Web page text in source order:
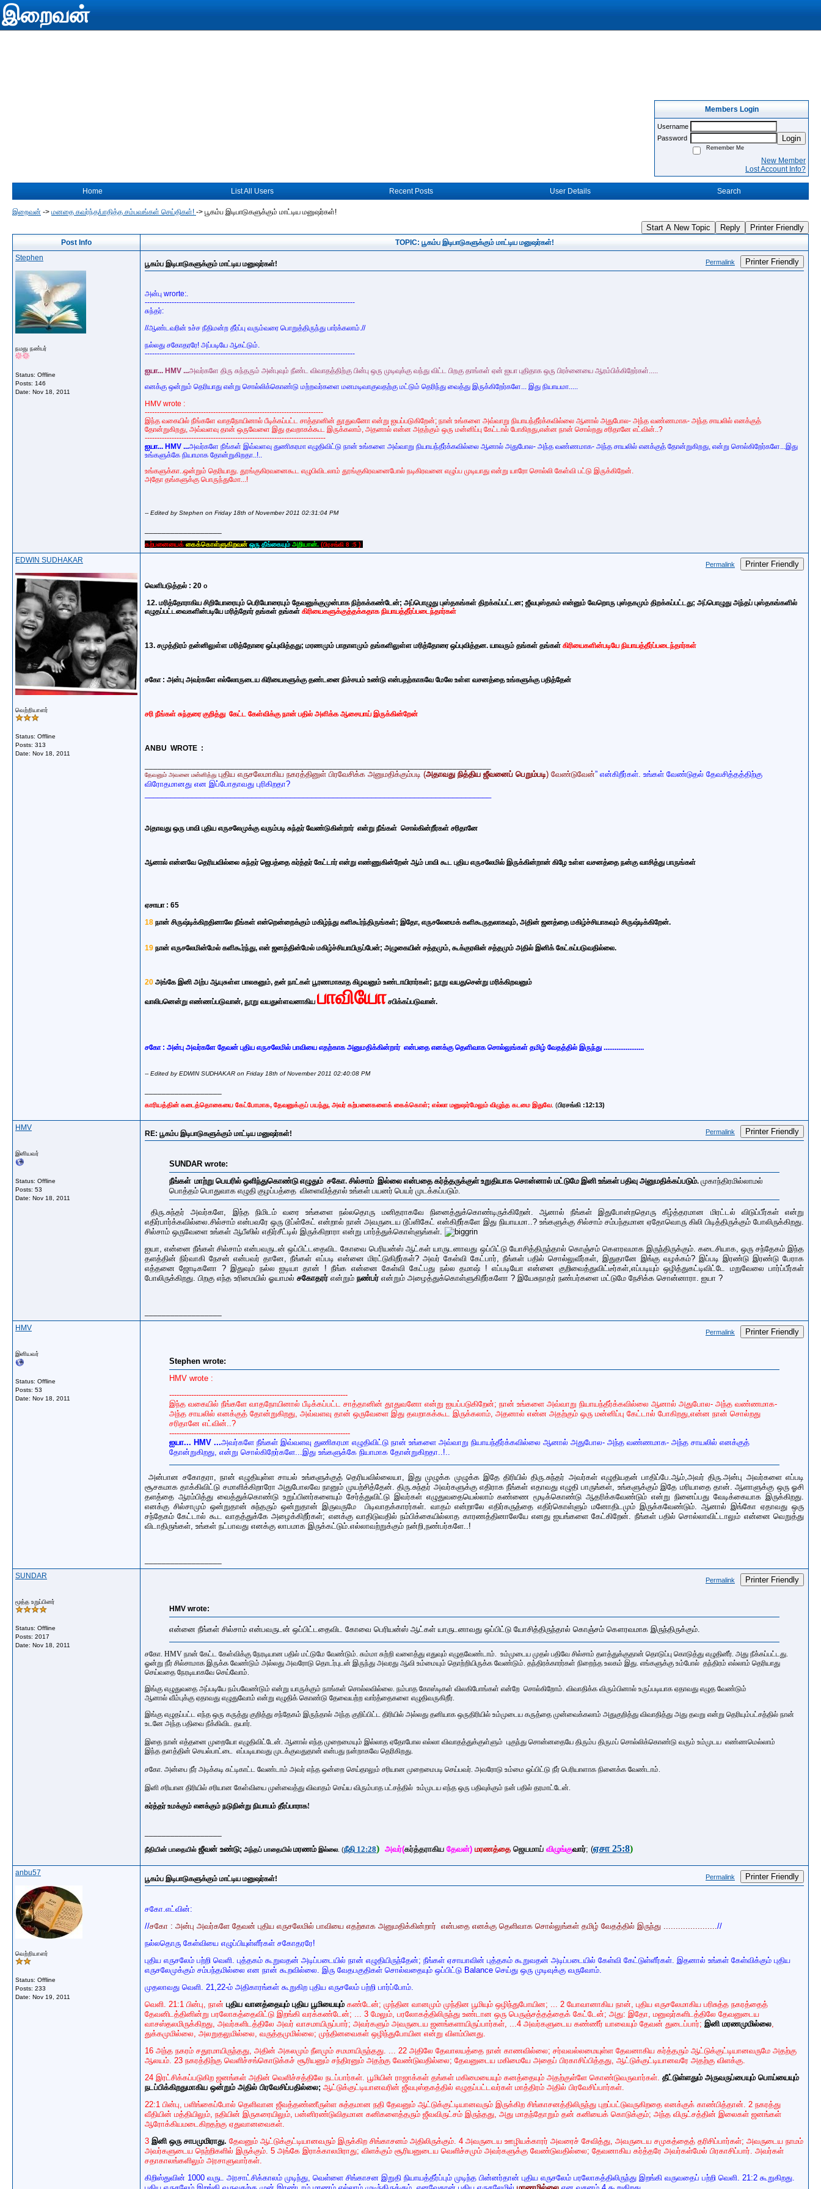
இறைவன்
Members Login
Username
Password
Login
Remember Me
New Member
Lost Account Info?
Home List All Users Recent Posts User Details Search
இறைவன் -> மனதை கவர்ந்த/பாதித்த சம்பவங்கள் செய்திகள்! -> பூகம்ப இடிபாடுகளுக்கும் மாட்டிய மனுஷர்கள்!
Start A New Topic Reply Printer Friendly
Post Info
TOPIC: பூகம்ப இடிபாடுகளுக்கும் மாட்டிய மனுஷர்கள்!
Stephen
நமது நண்பர்
Status: Offline
Posts: 146
Date: Nov 18, 2011
பூகம்ப இடிபாடுகளுக்கும் மாட்டிய மனுஷர்கள்! Permalink Printer Friendly
அன்பு wrorte:.
--------------------------------------------------------------------------------------
சுந்தர்:
//ஆண்டவரின் உச்ச நீதிமன்ற தீர்ப்பு வரும்வரை பொறுத்திருந்து பார்க்கலாம்.//
நல்லது சகோதரரே! அப்படியே ஆகட்டும்.
--------------------------------------------------------------------------------------
ஐயா... HMV ...அவர்களே திரு சுந்தரும் அன்புவும் நீண்ட விவாதத்திற்கு பின்பு ஒரு முடிவுக்கு வந்து விட்ட பிறகு தாங்கள் ஏன் ஐயா புதிதாக ஒரு பிரச்னையை ஆரம்பிக்கிறேர்கள்.....
எனக்கு ஒன்றும் தெரியாது என்று சொல்லிக்கொண்டு மற்றவர்களை மனமடிவாகுவதற்கு மட்டும் தெரிந்து வைத்து இருக்கிறேர்களே... இது நியாயமா.....
HMV wrote :
-------------------------------------------------------------------------
இந்த வகையில் நீங்களே வாதநோயினால் பீடிக்கப்பட்ட சாத்தானின் தூதுவனோ என்று ஐயப்படுகிறேன்; நான் உங்களை அவ்வாறு நியாயந்தீர்க்கவில்லை ஆனால் அதுபோல- அந்த வண்ணமாக- அந்த சாயலில் எனக்குத்
தோன்றுகிறது, அவ்வளவு தான் ஒருவேளை இது தவறாகக்கூட இருக்கலாம், அதனால் என்ன அதற்கும் ஒரு மன்னிப்பு கேட்டால் போகிறது,என்ன நான் சொல்றது சரிதானே எட்வின்..?
--------------------------------------------------------------------------
ஐயா... HMV ...அவர்களே நீங்கள் இவ்வளவு துணிகரமா எழுதிவிட்டு நான் உங்களை அவ்வாறு நியாயந்தீர்க்கவில்லை ஆனால் அதுபோல- அந்த வண்ணமாக- அந்த சாயலில் எனக்குத் தோன்றுகிறது, என்று சொல்கிறேர்களே...இது
உங்களுக்கே நியாமாக தோன்றுகிறதா..!..
உங்களுக்கா..ஒன்றும் தெரியாது. தூங்குகிரவனைகூட எழுபிவிடலாம் தூங்குகிரவனைபோல் நடிகிரவனை எழுப்ப முடியாது என்று யாரோ சொல்லி கேள்வி பட்டு இருக்கிறேன்.
அதோ தங்களுக்கு பொருந்துமோ...!
-- Edited by Stephen on Friday 18th of November 2011 02:31:04 PM
கற்பனையைக் கைக்கொள்ளுகிறவன்ஒரு தீங்கையும் அறியான். (பிரசங்கி 8 :5 )
EDWIN SUDHAKAR
வெற்றியாளர்
Status: Offline
Posts: 313
Date: Nov 18, 2011
Permalink Printer Friendly
வெளிபடுத்தல் : 20 ௦
12. மரித்தோராகிய சிறியோரையும் பெரியோரையும் தேவனுக்குமுன்பாக நிற்கக்கண்டேன்; அப்பொழுது புஸ்தகங்கள் திறக்கப்பட்டன; ஜீவபுஸ்தகம் என்னும் வேறொரு புஸ்தகமும் திறக்கப்பட்டது; அப்பொழுது அந்தப் புஸ்தகங்களில்
எழுதப்பட்டவைகளின்படியே மரித்தோர் தங்கள் தங்கள் கிரியைகளுக்குத்தக்கதாக நியாயத்தீர்ப்படைந்தார்கள்
13. சமுத்திரம் தன்னிலுள்ள மரித்தோரை ஒப்புவித்தது; மரணமும் பாதாளமும் தங்களிலுள்ள மரித்தோரை ஒப்புவித்தன. யாவரும் தங்கள் தங்கள் கிரியைகளின்படியே நியாயத்தீர்ப்படைந்தார்கள்
சகோ : அன்பு அவர்களே எல்லோருடைய கிரியைகளுக்கு தண்டனை நிச்சயம் உண்டு என்பதற்காகவே மேலே உள்ள வசனத்தை உங்களுக்குபதித்தேன்
சரி நீங்கள் சுந்தரை குறித்து கேட்ட கேள்விக்கு நான் பதில் அளிக்க ஆசையாய் இருக்கின்றேன்
ANBU WROTE :
தேவனும் அவனை மன்னித்து புதிய எருசலேமாகிய நகரத்தினுள் பிரவேசிக்க அனுமதிக்கும்படி (அதாவது நித்திய ஜீவனைப் பெறும்படி) வேண்டுவேன்” என்கிறீர்கள். உங்கள் வேண்டுதல் தேவசித்தத்திற்கு
விரோதமானது என இப்போதாவது புரிகிறதா?
அதாவது ஒரு பாவி புதிய எருசலேமுக்கு வரும்படி சுந்தர் வேண்டுகின்றார் என்று நீங்கள் சொல்கின்றீர்கள் சரிதானே
ஆனால் என்னவே தெரியவில்லை சுந்தர் ஜெபத்தை கர்த்தர் கேட்டார் என்று எண்ணுகின்றேன் ஆம் பாவி கூட புதிய எருசலேமில் இருக்கின்றான் கிழே உள்ள வசனத்தை நன்கு வாசித்து பாருங்கள்
ஏசாயா : 65
18 நான் சிருஷ்டிக்கிறதினாலே நீங்கள் என்றென்றைக்கும் மகிழ்ந்து களிகூர்ந்திருங்கள்; இதோ, எருசலேமைக் களிகூருதலாகவும், அதின் ஜனத்தை மகிழ்ச்சியாகவும் சிருஷ்டிக்கிறேன்.
19 நான் எருசலேமின்மேல் களிகூர்ந்து, என் ஜனத்தின்மேல் மகிழ்ச்சியாயிருப்பேன்; அழுகையின் சத்தமும், கூக்குரலின் சத்தமும் அதில் இனிக் கேட்கப்படுவதில்லை.
20 அங்கே இனி அற்ப ஆயுசுள்ள பாலகனும், தன் நாட்கள் பூரணமாகாத கிழவனும் உண்டாயிரார்கள்; நூறு வயதுசென்று மரிக்கிறவனும்
வாலிபனென்று எண்ணப்படுவான், நூறு வயதுள்ளவனாகிய பாவியோ சபிக்கப்படுவான்.
சகோ : அன்பு அவர்களே தேவன் புதிய எருசலேமில் பாவியை எதற்காகஅனுமதிக்கின்றார் என்பதை எனக்கு தெளிவாக சொல்லுங்கள் தமிழ் வேதத்தில் இருந்து ......................
-- Edited by EDWIN SUDHAKAR on Friday 18th of November 2011 02:40:08 PM
காரியத்தின் கடைத்தொகையை கேட்போமாக, தேவனுக்குப் பயந்து, அவர் கற்பனைகளைக் கைக்கொள்; எல்லா மனுஷர்மேலும் விழுந்த கடமை இதுவே . (பிரசங்கி :12:13)
HMV
இனியவர்
Status: Offline
Posts: 53
Date: Nov 18, 2011
RE: பூகம்ப இடிபாடுகளுக்கும் மாட்டிய மனுஷர்கள்! Permalink Printer Friendly
SUNDAR wrote:
நீங்கள் மாற்று பெயரில் ஒளிந்துகொண்டு எழுதும் சகோ. சில்சாம் இல்லை என்பதை கர்த்தருக்குள் உறுதியாக சொன்னால் மட்டுமேஇனி உங்கள் பதிவு அனுமதிக்கப்படும். முகாந்திரமில்லாமல்
பொத்தம் பொதுவாக எழுதி குழப்பத்தை விளைவித்தால் உங்கள் பயனர் பெயர் முடக்கப்படும்.
திரு.சுந்தர் அவர்களே, இந்த நிமிடம் வரை உங்களை நல்லதொரு மனிதராகவே நினைத்துக்கொண்டிருக்கிறேன். ஆனால் நீங்கள் இதுபோன்றதொரு கீழ்த்தரமான மிரட்டல் விடுப்பீர்கள் என்று
எதிர்பார்க்கவில்லை.சில்சாம் என்பவரே ஒரு டூப்ள்கேட் என்றால் நான் அவருடைய டூப்ளிகேட் என்கிறீர்களே இது நியாயமா..? உங்களுக்கு சில்சாம் சம்பந்தமான ஏதோவொரு கிலி பிடித்திருக்கும் போலிருக்கிறது.
சில்சாம் ஒருவேளை உங்கள் ஆபீஸில் எதிர்சீட்டில் இருக்கிறாரா என்று பார்த்துக்கொள்ளுங்கள்.
ஐயா, என்னை நீங்கள் சில்சாம் என்பவருடன் ஒப்பிட்டதைவிட கோவை பெரியன்ஸ் ஆட்கள் யாருடனாவது ஒப்பிட்டு யோசித்திருந்தால் கொஞ்சம் கௌரவமாக இருந்திருக்கும். கடைசியாக, ஒரு சந்தேகம் இந்த
தளத்தின் நிர்வாகி நேசன் என்பவர் தானே, நீங்கள் எப்படி என்னை மிரட்டுகிறீர்கள்? அவர் கேள்வி கேட்பார், நீங்கள் பதில் சொல்லுவீர்கள், இதுதானே இங்கு வழக்கம்? இப்படி இரண்டு இரண்டு பேராக
எத்தனை ஜோடிகளோ ? இதுவும் நல்ல ஐடியா தான் ! நீங்க என்னை கேள்வி கேட்பது நல்ல தமாஷ் ! எப்படியோ என்னை குறிவைத்துவிட்டீர்கள்,எப்படியும் ஒழித்துகட்டிவிட்டே மறுவேலை பார்ப்பீர்கள்
போலிருக்கிறது. பிறகு எந்த உரிமையில் ஓயாமல் சகோதரர் என்றும் நண்பர் என்றும் அழைத்துக்கொள்ளுகிறீர்களோ ? இயேசுநாதர் நண்பர்களை மட்டுமே நேசிக்க சொன்னாரா. ஐயா ?
HMV
இனியவர்
Status: Offline
Posts: 53
Date: Nov 18, 2011
Permalink Printer Friendly
Stephen wrote:
HMV wrote :
-------------------------------------------------------------------------
இந்த வகையில் நீங்களே வாதநோயினால் பீடிக்கப்பட்ட சாத்தானின் தூதுவனோ என்று ஐயப்படுகிறேன்; நான் உங்களை அவ்வாறு நியாயந்தீர்க்கவில்லை ஆனால் அதுபோல- அந்த வண்ணமாக-
அந்த சாயலில் எனக்குத் தோன்றுகிறது, அவ்வளவு தான் ஒருவேளை இது தவறாகக்கூட இருக்கலாம், அதனால் என்ன அதற்கும் ஒரு மன்னிப்பு கேட்டால் போகிறது,என்ன நான் சொல்றது
சரிதானே எட்வின்..?
--------------------------------------------------------------------------
ஐயா... HMV ...அவர்களே நீங்கள் இவ்வளவு துணிகரமா எழுதிவிட்டு நான் உங்களை அவ்வாறு நியாயந்தீர்க்கவில்லை ஆனால் அதுபோல- அந்த வண்ணமாக- அந்த சாயலில் எனக்குத்
தோன்றுகிறது, என்று சொல்கிறேர்களே...இது உங்களுக்கே நியாமாக தோன்றுகிறதா..!..
அன்பான சகோதரா, நான் எழுதியுள்ள சாயல் உங்களுக்குத் தெரியவில்லையா, இது முழுக்க முழுக்க இதே திரியில் திரு.சுந்தர் அவர்கள் எழுதியதன் பாதிப்பே.ஆம்,அவர் திரு.அன்பு அவர்களை எப்படி
சூசகமாக தாக்கிவிட்டு சமாளிக்கிறாரோ அதுபோலவே நானும் முயற்சித்தேன். திரு.சுந்தர் அவர்களுக்கு எதிராக நீங்கள் எதாவது எழுதி பாருங்கள், உங்களுக்கும் இதே மரியாதை தான். ஆளாளுக்கு ஒரு ஓசி
தளத்தை ஆரம்பித்து வைத்துக்கொண்டு உறுப்பினர்களையும் சேர்த்துவிட்டு இவர்கள் எழுதுவதையெல்லாம் கண்ணை மூடிக்கொண்டு ஆதரிக்கவேண்டும் என்று நினைப்பது வேடிக்கையாக இருக்கிறது.
எனக்கு சில்சாமும் ஒன்றுதான் சுந்தரும் ஒன்றுதான் இருவருமே பிடிவாதக்காரர்கள். வாதம் என்றாலே எதிர்கருத்தை எதிர்கொள்ளும் மனோதிடமும் இருக்கவேண்டும். ஆனால் இங்கோ ஏதாவது ஒரு
சந்தேகம் கேட்டால் கூட வாதத்துக்கே அழைக்கிறீர்கள்; எனக்கு வாதிடுவதில் நம்பிக்கையில்லாத காரணத்தினாலேயே எனது ஐயங்களை கேட்கிறேன். நீங்கள் பதில் சொல்லாவிட்டாலும் என்னை வெறுத்து
விடாதிருங்கள், உங்கள் நட்பாவது எனக்கு லாபமாக இருக்கட்டும்.எல்லாவற்றுக்கும் நன்றி,நண்பர்களே..!
SUNDAR
மூத்த உறுப்பினர்
Status: Offline
Posts: 2017
Date: Nov 18, 2011
Permalink Printer Friendly
HMV wrote:
என்னை நீங்கள் சில்சாம் என்பவருடன் ஒப்பிட்டதைவிட கோவை பெரியன்ஸ் ஆட்கள் யாருடனாவது ஒப்பிட்டு யோசித்திருந்தால் கொஞ்சம் கௌரவமாக இருந்திருக்கும்.
சகோ. HMV நான் கேட்ட கேள்விக்கு நேரடியான பதில் மட்டுமே வேண்டும். சும்மா சுற்றி வளைத்து எதுவும் எழுதவேண்டாம். உம்முடைய முதல் பதிவே சில்சாம் தளத்துக்குதான் தொடுப்பு கொடுத்து எழுதினீர். அது நீக்கப்பட்டது.
ஓன்று நீர் சில்சாமாக இருக்க வேண்டும் அல்லது அவரோடு தொடர்புடன் இருந்து அவரது ஆவி உம்மையும் தொற்றியிருக்க வேண்டும். தந்திரக்காரர்கள் நிறைந்த உலகம் இது. எங்களுக்கு உம்போல் தந்திரம் எல்லாம் தெரியாது
செய்வதை நேரடியாகவே செய்வோம்.
இங்கு எழுதுவதை அப்படியே நம்பவேண்டும் என்று யாருக்கும் நாங்கள் சொல்லவில்லை. நம்பாத கோஸ்டிகள் விலகிபோங்கள் என்றே சொல்கிறோம். விவாதிக்க விரும்பினால் உருப்படியாக ஏதாவது எழுத வேண்டும்
ஆனால் வீம்புக்கு ஏதாவது எழுதுவோம் என்று எழுதிக் கொண்டு தேவையற்ற வார்த்தைகளை எழுதிவருகிறீர்.
இங்கு எழுதப்பட்ட எந்த ஒரு கருத்து குறித்து சந்தேகம் இருந்தால் அந்த குறிப்பிட்ட திரியில் அல்லது தனியாக ஒருதிரியில் உம்முடைய கருத்தை முன்வைக்கலாம் அதுகுறித்து விவாதித்து அது தவறு என்று தெரியும்பட்சத்தில் நான்
உடனே அந்த பதிவை நீக்கிவிட தயார்.
இதை நான் எத்தனை முறையோ எழுதிவிட்டேன். ஆனால் எந்த முறைமையும் இல்லாத ஏதோபோல எல்லா விவாதத்துக்குள்ளும் புகுந்து சொன்னதையே திரும்ப திருமப் சொல்லிக்கொண்டு வரும் உம்முடய எண்ணமெல்லாம்
இந்த தளத்தின் செயல்பாட்டை எப்படியாவது முடக்குவதுதான் என்பது நன்றாகவே தெரிகிறது.
சகோ. அன்பை நீர் அடிக்கடி சுட்டிகாட்ட வேண்டாம் அவர் எந்த ஒன்றை செய்தாலும் சரியான முறைமைபடி செய்பவர். அவரோடு உம்மை ஒப்பிட்டு நீர் பெரியாளாக நினைக்க வேண்டாம்.
இனி சரியான திரியில் சரியான கேள்வியை முன்வைத்து விவாதம் செய்ய விரும்பாத பட்சத்தில் உம்முடய எந்த ஒரு பதிவுக்கும் நன் பதில் தரமாட்டேன்.
கர்த்தர் உமக்கும் எனக்கும் நடுநின்று நியாயம் தீர்ப்பாராக!
நீதியின் பாதையில்ஜீவன் உண்டு; அந்தப் பாதையில்மரணம்இல்லை. (நீதி 12:28) அவர்(கர்த்தராகிய தேவன்) மரணத்தை ஜெயமாய் விழுங்குவார்; (ஏசா 25:8)
anbu57
வெற்றியாளர்
Status: Offline
Posts: 233
Date: Nov 19, 2011
பூகம்ப இடிபாடுகளுக்கும் மாட்டிய மனுஷர்கள்! Permalink Printer Friendly
சகோ.எட்வின்:
//சகோ : அன்பு அவர்களே தேவன் புதிய எருசலேமில் பாவியை எதற்காக அனுமதிக்கின்றார் என்பதை எனக்கு தெளிவாக சொல்லுங்கள் தமிழ் வேதத்தில் இருந்து ......................//
நல்லதொரு கேள்வியை எழுப்பியுள்ளீர்கள் சகோதரரே!
புதிய எருசலேம் பற்றி வெளி. புத்தகம் கூறுவதன் அடிப்படையில் நான் எழுதியிருந்தேன்; நீங்கள் ஏசாயாவின் புத்தகம் கூறுவதன் அடிப்படையில் கேள்வி கேட்டுள்ளீர்கள். இதனால் உங்கள் கேள்விக்கும் புதிய
எருசலேமுக்கும் சம்பந்தமில்லை என நான் கூறவில்லை. இரு வேதபகுதிகள் சொல்வதையும் ஒப்பிட்டு Balance செய்து ஒரு முடிவுக்கு வருவோம்.
முதலாவது வெளி. 21,22-ம் அதிகாரங்கள் கூறுகிற புதிய எருசலேம் பற்றி பார்ப்போம்.
வெளி. 21:1 பின்பு, நான் புதிய வானத்தையும் புதிய பூமியையும்கண்டேன்; முந்தின வானமும் முந்தின பூமியும் ஒழிந்துபோயின; ... 2 யோவானாகிய நான், புதிய எருசலேமாகிய பரிசுத்த நகரத்தைத்
தேவனிடத்தினின்று பரலோகத்தைவிட்டு இறங்கி வரக்கண்டேன்; ... 3 மேலும், பரலோகத்திலிருந்து உண்டான ஒரு பெருஞ்சத்தத்தைக் கேட்டேன்; அது: இதோ, மனுஷர்களிடத்திலே தேவனுடைய
வாசஸ்தலமிருக்கிறது, அவர்களிடத்திலே அவர் வாசமாயிருப்பார்; அவர்களும் அவருடைய ஜனங்களாயிருப்பார்கள், ...4 அவர்களுடைய கண்ணீர் யாவையும் தேவன் துடைப்பார்; இனி மரணமுமில்லை,
துக்கமுமில்லை, அலறுதலுமில்லை, வருத்தமுமில்லை; முந்தினவைகள் ஒழிந்துபோயின என்று விளம்பினது.
16 அந்த நகரம் சதுரமாயிருந்தது, அதின் அகலமும் நீளமும் சமமாயிருந்தது. ... 22 அதிலே தேவாலயத்தை நான் காணவில்லை; சர்வவல்லமையுள்ள தேவனாகிய கர்த்தரும் ஆட்டுக்குட்டியானவருமே அதற்கு
ஆலயம். 23 நகரத்திற்கு வெளிச்சங்கொடுக்கச் சூரியனும் சந்திரனும் அதற்கு வேண்டுவதில்லை; தேவனுடைய மகிமையே அதைப் பிரகாசிப்பித்தது, ஆட்டுக்குட்டியானவரே அதற்கு விளக்கு.
24 இரட்சிக்கப்படுகிற ஜனங்கள் அதின் வெளிச்சத்திலே நடப்பார்கள். பூமியின் ராஜாக்கள் தங்கள் மகிமையையும் கனத்தையும் அதற்குள்ளே கொண்டுவருவார்கள். தீட்டுள்ளதும் அருவருப்பையும் பொய்யையும்
நடப்பிக்கிறதுமாகிய ஒன்றும் அதில் பிரவேசிப்பதில்லை; ஆட்டுக்குட்டியானவரின் ஜீவபுஸ்தகத்தில் எழுதப்பட்டவர்கள் மாத்திரம் அதில் பிரவேசிப்பார்கள்.
22:1 பின்பு, பளிங்கைப்போல் தெளிவான ஜீவத்தண்ணீருள்ள சுத்தமான நதி தேவனும் ஆட்டுக்குட்டியானவரும் இருக்கிற சிங்காசனத்திலிருந்து புறப்பட்டுவருகிறதை எனக்குக் காண்பித்தான். 2 நகரத்து
வீதியின் மத்தியிலும், நதியின் இருகரையிலும், பன்னிரண்டுவிதமான கனிகளைத்தரும் ஜீவவிருட்சம் இருந்தது, அது மாதந்தோறும் தன் கனியைக் கொடுக்கும்; அந்த விருட்சத்தின் இலைகள் ஜனங்கள்
ஆரோக்கியமடைகிறதற்கு ஏதுவானவைகள்.
3 இனி ஒரு சாபமுமிராது. தேவனும் ஆட்டுக்குட்டியானவரும் இருக்கிற சிங்காசனம் அதிலிருக்கும். 4 அவருடைய ஊழியக்காரர் அவரைச் சேவித்து, அவருடைய சமுகத்தைத் தரிசிப்பார்கள்; அவருடைய நாமம்
அவர்களுடைய நெற்றிகளில் இருக்கும். 5 அங்கே இராக்காலமிராது; விளக்கும் சூரியனுடைய வெளிச்சமும் அவர்களுக்கு வேண்டுவதில்லை; தேவனாகிய கர்த்தரே அவர்கள்மேல் பிரகாசிப்பார். அவர்கள்
சதாகாலங்களிலும் அரசாளுவார்கள்.
கிறிஸ்துவின் 1000 வருட அரசாட்சிக்காலம் முடிந்து, வெள்ளை சிங்காசன இறுதி நியாயத்தீர்ப்பும் முடிந்த பின்னர்தான் புதிய எருசலேம் பரலோகத்திலிருந்து இறங்கி வருவதைப் பற்றி வெளி. 21:2 கூறுகிறது.